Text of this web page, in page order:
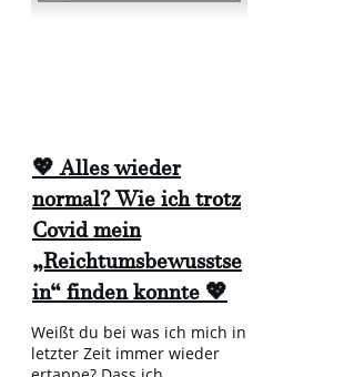
💖 Alles wieder
normal? Wie ich trotz
Covid mein
„Reichtumsbewusstse
in“ finden konnte 💖
Weißt du bei was ich mich in
letzter Zeit immer wieder